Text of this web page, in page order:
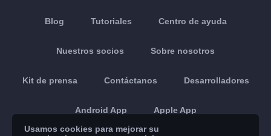
Blog Tutoriales Centro de ayuda
Nuestros socios Sobre nosotros
Kit de prensa Contáctanos Desarrolladores
Android App
Apple App
Usamos cookies para mejorar su